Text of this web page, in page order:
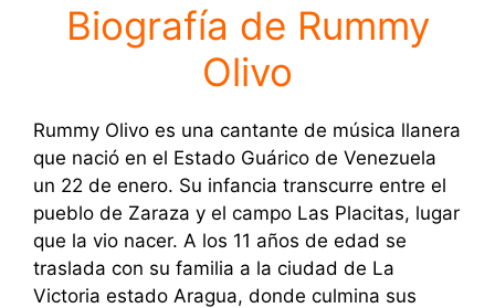
Biografía de Rummy
Olivo
Rummy Olivo es una cantante de música llanera
que nació en el Estado Guárico de Venezuela
un 22 de enero. Su infancia transcurre entre el
pueblo de Zaraza y el campo Las Placitas, lugar
que la vio nacer. A los 11 años de edad se
traslada con su familia a la ciudad de La
Victoria estado Aragua, donde culmina sus